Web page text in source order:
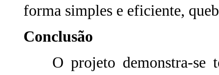
forma simples e eficiente,
Conclusão
O projeto demonstra-se